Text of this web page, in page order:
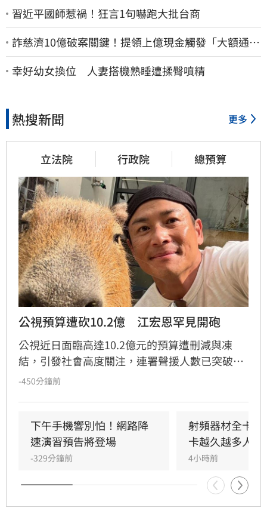
習近平國師惹禍！狂言1句嚇跑大批台商
詐慈濟10億破案關鍵！提領上億現金觸發「大額通
報」神鬼律師遭擊落內幕
幸好幼女換位 人妻搭機熟睡遭揉臀噴精
熱搜新聞 更多
立法院 行政院 總預算
公視預算遭砍10.2億　江宏恩罕見開砲
公視近日面臨高達10.2億元的預算遭刪減與凍
結，引發社會高度關注，連署聲援人數已突破15
萬人。藝人江宏恩日前針對「董事長樂團」林大
言論迅速掀起網友熱議。江宏恩過去憑藉經典八
點檔《飛龍在天》走紅，此次對於公共議題的直
率表態，不僅吸引大批粉絲按讚支持，也讓外界
關注到他平時在社群平台對時事議題的鮮明立
場。此事件反映出公視預算爭議已從立法院延燒
至演藝圈，持續引發大眾對於媒體自主與公共資
-450分鐘前
下午手機響別怕！網路降
速演習預告將登場
-329分鐘前
射頻器材全卡關
卡越久越多人受
4小時前